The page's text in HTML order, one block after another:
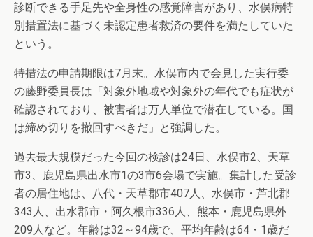
診断できる手足先や全身性の感覚障害があり、水俣病特
別措置法に基づく未認定患者救済の要件を満たしていた
という。
特措法の申請期限は7月末。水俣市内で会見した実行委
の藤野委員長は「対象外地域や対象外の年代でも症状が
確認されており、被害者は万人単位で潜在している。国
は締め切りを撤回すべきだ」と強調した。
過去最大規模だった今回の検診は24日、水俣市2、天草
市3、鹿児島県出水市1の3市6会場で実施。集計した受診
者の居住地は、八代・天草郡市407人、水俣市・芦北郡
343人、出水郡市・阿久根市336人、熊本・鹿児島県外
209人など。年齢は32～94歳で、平均年齢は64・1歳だ